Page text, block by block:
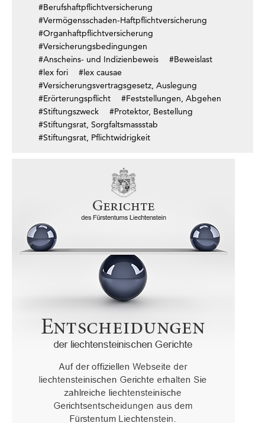
#Berufshaftpflichtversicherung
#Vermögensschaden-Haftpflichtversicherung
#Organhaftpflichtversicherung
#Versicherungsbedingungen
#Anscheins- und Indizienbeweis
#Beweislast
#lex fori
#lex causae
#Versicherungsvertragsgesetz, Auslegung
#Erörterungspflicht
#Feststellungen, Abgehen
#Stiftungszweck
#Protektor, Bestellung
#Stiftungsrat, Sorgfaltsmassstab
#Stiftungsrat, Pflichtwidrigkeit